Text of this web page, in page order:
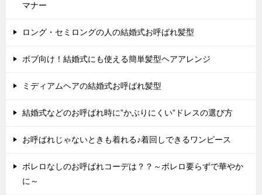
マナー
ロング・セミロングの人の結婚式お呼ばれ髪型
ボブ向け！結婚式にも使える簡単髪型ヘアアレンジ
ミディアムヘアの結婚式お呼ばれ髪型
結婚式などのお呼ばれ時に”かぶりにくい”ドレスの選び方
お呼ばれじゃないときも着れる♪着回しできるワンピース
ボレロなしのお呼ばれコーデは？？～ボレロ要らずで華やか
に～